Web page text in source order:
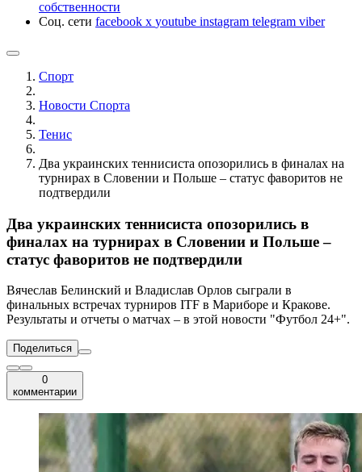
собственности
Соц. сети facebook x youtube instagram telegram viber
Спорт
Новости Cпорта
Тенис
Два украинских теннисиста опозорились в финалах на
турнирах в Словении и Польше – статус фаворитов не
подтвердили
Два украинских теннисиста опозорились в
финалах на турнирах в Словении и Польше –
статус фаворитов не подтвердили
Вячеслав Белинский и Владислав Орлов сыграли в
финальных встречах турниров ITF в Мариборе и Кракове.
Результаты и отчеты о матчах – в этой новости "Футбол 24+".
Поделиться
0
комментарии